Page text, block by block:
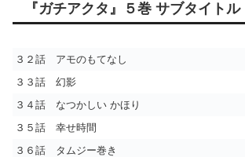
『ガチアクタ』５巻 サブタイトル
３２話 アモのもてなし
３３話 幻影
３４話 なつかしい かほり
３５話 幸せ時間
３６話 タムジー巻き